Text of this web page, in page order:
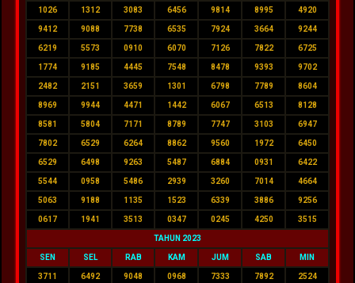
1026 1312 3083 6456 9814 8995 4920
9412 9088 7738 6535 7924 3664 9244
6219 5573 0910 6070 7126 7822 6725
1774 9185 4445 7548 8478 9393 9702
2482 2151 3659 1301 6798 7789 8604
8969 9944 4471 1442 6067 6513 8128
8581 5804 7171 8789 7747 3103 6947
7802 6529 6264 8862 9560 1972 6450
6529 6498 9263 5487 6884 0931 6422
5544 0958 5486 2939 3260 7014 4664
5063 9188 1135 1523 6339 3886 9256
0617 1941 3513 0347 0245 4250 3515
TAHUN 2023
SEN SEL RAB KAM JUM SAB MIN
3711 6492 9048 0968 7333 7892 2524